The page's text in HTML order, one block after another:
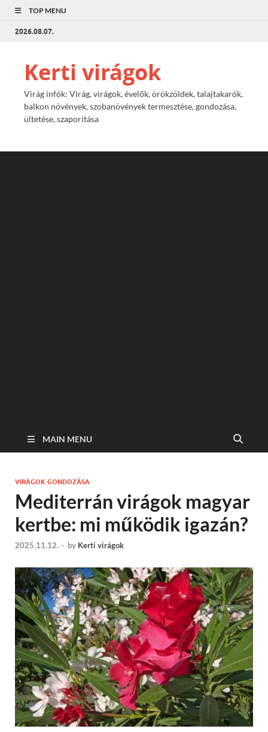
TOP MENU
2026.08.07.
Kerti virágok
Virág infók: Virág, virágok, évelők, örökzöldek, talajtakarók,
balkon növények, szobanövények termesztése, gondozása,
ültetése, szaporítása
MAIN MENU
VIRÁGOK GONDOZÁSA
Mediterrán virágok magyar
kertbe: mi működik igazán?
2025.11.12. - by Kerti virágok